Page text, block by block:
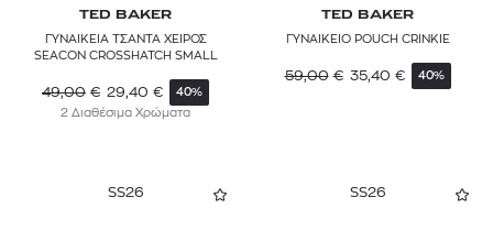
TED BAKER
ΓΥΝΑΙΚΕΙΑ ΤΣΑΝΤΑ ΧΕΙΡΟΣ
SEACON CROSSHATCH SMALL
49,00 € 29,40 € 40%
2 Διαθέσιμα Χρώματα
TED BAKER
ΓΥΝΑΙΚΕΙΟ POUCH CRINKIE
59,00 € 35,40 € 40%
SS26 SS26